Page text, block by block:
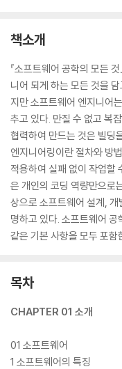
책소개
『소프트웨어 공학의 모든
니어 되게 하는 모든 것을
지만 소프트웨어 엔지니어
추고 있다. 만질 수 없고 복
협력하여 만드는 것은 빌딩
엔지니어링이란 절차와 방
적용하여 실패 없이 작업할
은 개인의 코딩 역량만으로
상으로 소프트웨어 설계,
명하고 있다. 소프트웨어
같은 기본 사항을 모두 포함
목차
CHAPTER 01 소개
01 소프트웨어
1 소프트웨어의 특징